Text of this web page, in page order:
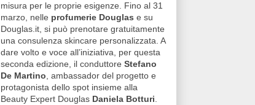
misura per le proprie esigenze. Fino al 31
marzo, nelle profumerie Douglas e su
Douglas.it, si può prenotare gratuitamente
una consulenza skincare personalizzata. A
dare volto e voce all’iniziativa, per questa
seconda edizione, il conduttore Stefano
De Martino, ambassador del progetto e
protagonista dello spot insieme alla
Beauty Expert Douglas Daniela Botturi.